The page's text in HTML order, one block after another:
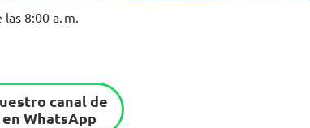
8:00 a. m.
canal de
WhatsApp